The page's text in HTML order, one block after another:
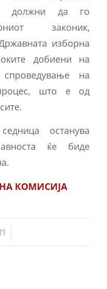
должни да го
законик,
изборна
добиени на
на
што е од
останува
ќе биде
КОМИСИЈА